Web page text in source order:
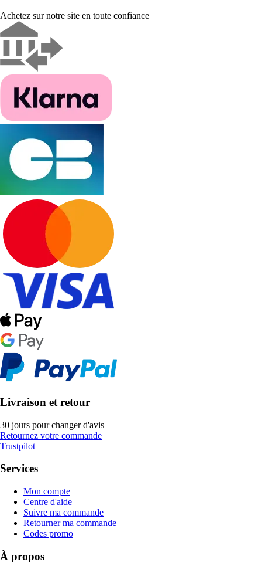
Achetez sur notre site en toute confiance
Livraison et retour
30 jours pour changer d'avis
Retournez votre commande
Trustpilot
Services
Mon compte
Centre d'aide
Suivre ma commande
Retourner ma commande
Codes promo
À propos